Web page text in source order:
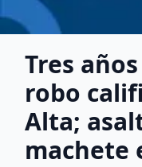
Tres
robo
Alta;
machete